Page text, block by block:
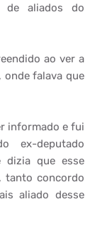
de aliados do
ao ver a
onde falava que
informado e fui
ex-deputado
dizia que esse
tanto concordo
aliado desse